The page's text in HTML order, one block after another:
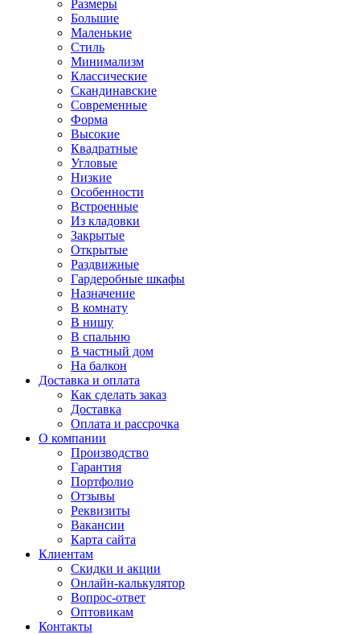
Размеры
Большие
Маленькие
Стиль
Минимализм
Классические
Скандинавские
Современные
Форма
Высокие
Квадратные
Угловые
Низкие
Особенности
Встроенные
Из кладовки
Закрытые
Открытые
Раздвижные
Гардеробные шкафы
Назначение
В комнату
В нишу
В спальню
В частный дом
На балкон
Доставка и оплата
Как сделать заказ
Доставка
Оплата и рассрочка
О компании
Производство
Гарантия
Портфолио
Отзывы
Реквизиты
Вакансии
Карта сайта
Клиентам
Скидки и акции
Онлайн-калькулятор
Вопрос-ответ
Оптовикам
Контакты